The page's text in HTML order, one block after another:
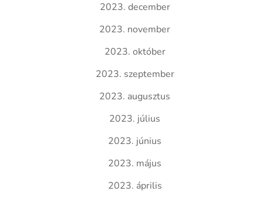
2023. december
2023. november
2023. október
2023. szeptember
2023. augusztus
2023. július
2023. június
2023. május
2023. április